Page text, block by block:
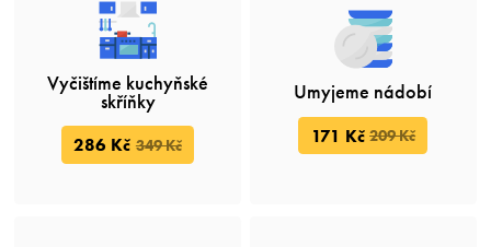
Vyčištíme kuchyňské
skříňky
286 Kč 349 Kč
Umyjeme nádobí
171 Kč 209 Kč